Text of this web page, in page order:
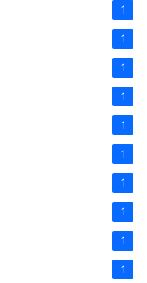
1
1
1
1
1
1
1
1
1
1